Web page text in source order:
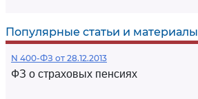
Популярные статьи и материалы
N 400-ФЗ от 28.12.2013
ФЗ о страховых пенсиях